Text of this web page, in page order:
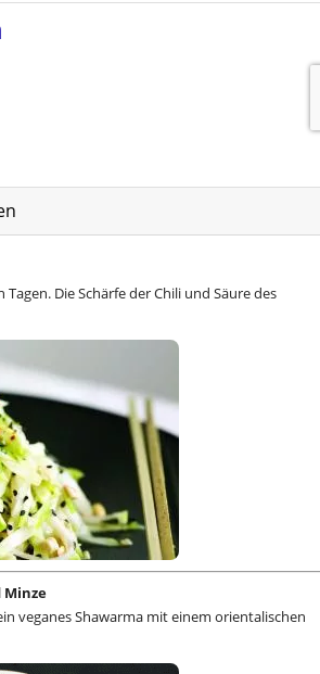
Die Schärfe der Chili und Säure des
Minze
veganes Shawarma mit einem orientalischen